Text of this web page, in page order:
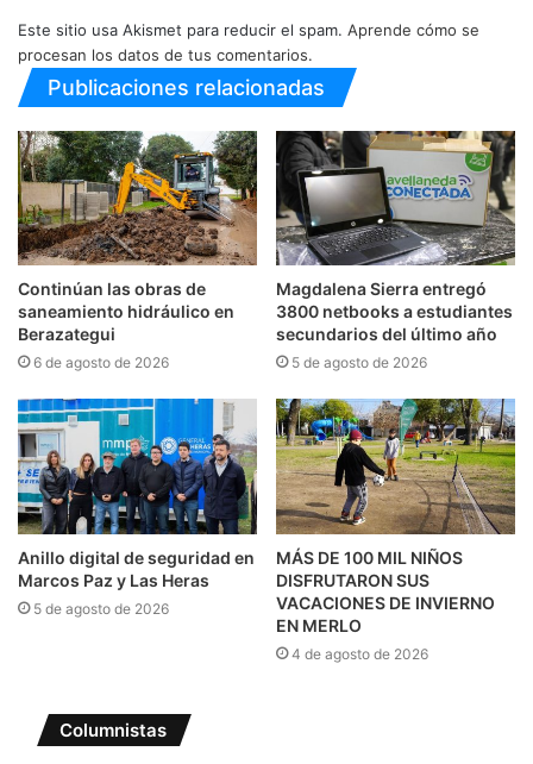
Este sitio usa Akismet para reducir el spam. Aprende cómo se
procesan los datos de tus comentarios.
Publicaciones relacionadas
Continúan las obras de
saneamiento hidráulico en
Berazategui
6 de agosto de 2026
Magdalena Sierra entregó
3800 netbooks a estudiantes
secundarios del último año
5 de agosto de 2026
Anillo digital de seguridad en
Marcos Paz y Las Heras
5 de agosto de 2026
MÁS DE 100 MIL NIÑOS
DISFRUTARON SUS
VACACIONES DE INVIERNO
EN MERLO
4 de agosto de 2026
Columnistas